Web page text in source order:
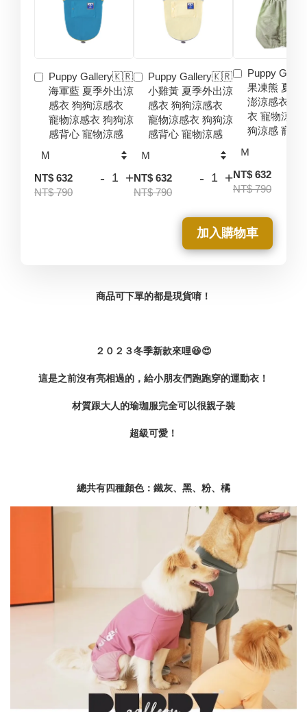
Puppy Gallery🇰🇷
海軍藍 夏季外出涼
感衣 狗狗涼感衣
寵物涼感衣 狗狗涼
感背心 寵物涼感
NT$ 632
NT$ 790
- +
Puppy Gallery🇰🇷
小雞黃 夏季外出涼
感衣 狗狗涼感衣
寵物涼感衣 狗狗涼
感背心 寵物涼感
NT$ 632
NT$ 790
- +
Puppy
果凍熊 夏季
澎涼感衣 狗
衣 寵物涼感
狗涼感 寵物
NT$ 632
NT$ 790
加入購物車
商品可下單的都是現貨唷！
２０２３冬季新款來哩😆😍
這是之前沒有亮相過的，給小朋友們跑跑穿的運動衣！
材質跟大人的瑜珈服完全可以很親子裝
超級可愛！
總共有四種顏色：鐵灰、黑、粉、橘